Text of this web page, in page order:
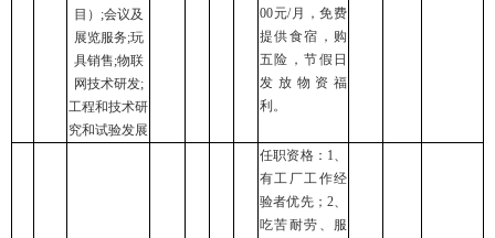
目）;会议及
展览服务;玩
具销售;物联
网技术研发;
工程和技术研
究和试验发展
00元/月，免费
提供食宿，购
五险，节假日
发放物资福
利。
任职资格：1、
有工厂工作经
验者优先；2、
吃苦耐劳、服